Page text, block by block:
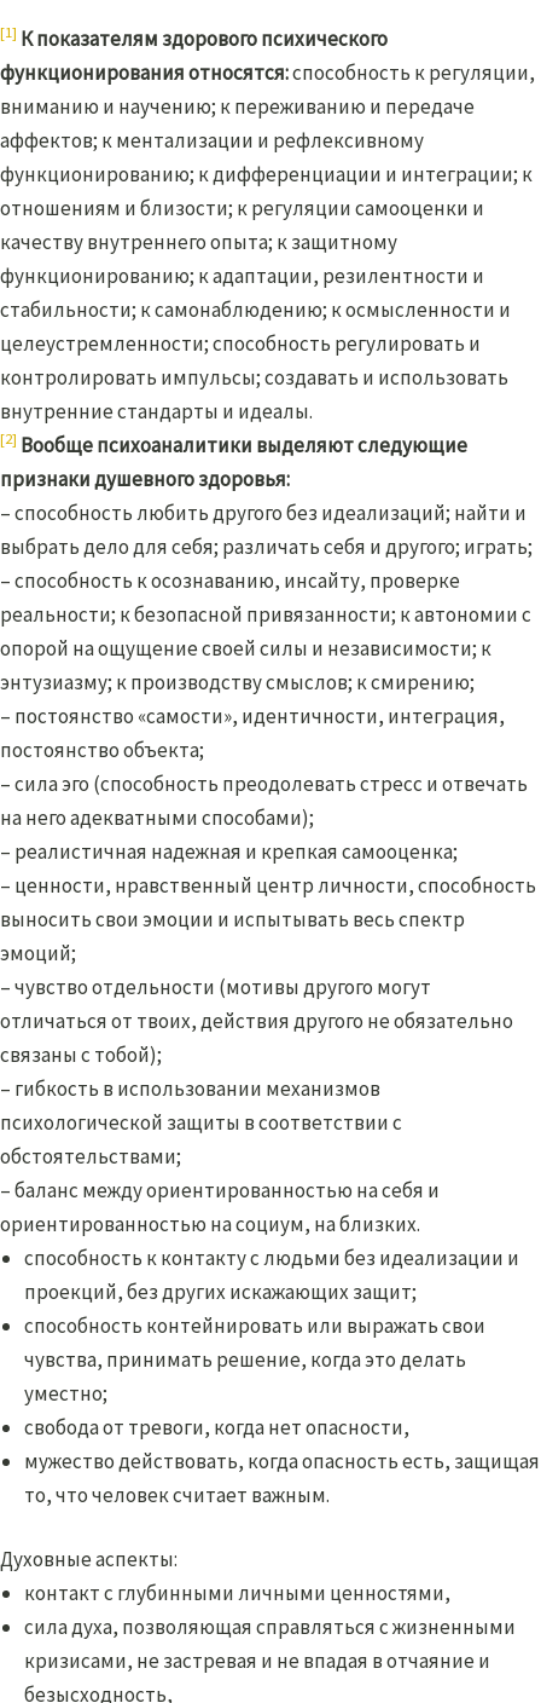
[1] К показателям здорового психического
функционирования относятся:способность к регуляции,
вниманию и научению; к переживанию и передаче
аффектов; к ментализации и рефлексивному
функционированию; к дифференциации и интеграции; к
отношениям и близости; к регуляции самооценки и
качеству внутреннего опыта; к защитному
функционированию; к адаптации, резилентности и
стабильности; к самонаблюдению; к осмысленности и
целеустремленности; способность регулировать и
контролировать импульсы; создавать и использовать
внутренние стандарты и идеалы.
[2] Вообще психоаналитики выделяют следующие
признаки душевного здоровья:
– способность любить другого без идеализаций; найти и
выбрать дело для себя; различать себя и другого; играть;
– способность к осознаванию, инсайту, проверке
реальности; к безопасной привязанности; к автономии с
опорой на ощущение своей силы и независимости; к
энтузиазму; к производству смыслов; к смирению;
– постоянство «самости», идентичности, интеграция,
постоянство объекта;
– сила эго (способность преодолевать стресс и отвечать
на него адекватными способами);
– реалистичная надежная и крепкая самооценка;
– ценности, нравственный центр личности, способность
выносить свои эмоции и испытывать весь спектр
эмоций;
– чувство отдельности (мотивы другого могут
отличаться от твоих, действия другого не обязательно
связаны с тобой);
– гибкость в использовании механизмов
психологической защиты в соответствии с
обстоятельствами;
– баланс между ориентированностью на себя и
ориентированностью на социум, на близких.
способность к контакту с людьми без идеализации и
проекций, без других искажающих защит;
способность контейнировать или выражать свои
чувства, принимать решение, когда это делать
уместно;
свобода от тревоги, когда нет опасности,
мужество действовать, когда опасность есть, защищая
то, что человек считает важным.
Духовные аспекты:
контакт с глубинными личными ценностями,
сила духа, позволяющая справляться с жизненными
кризисами, не застревая и не впадая в отчаяние и
безысходность,